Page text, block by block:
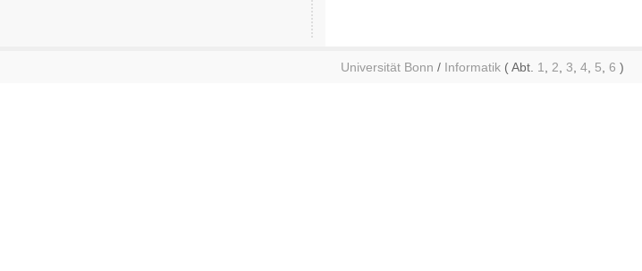
Universität Bonn / Informatik ( Abt. 1, 2, 3, 4, 5, 6 )